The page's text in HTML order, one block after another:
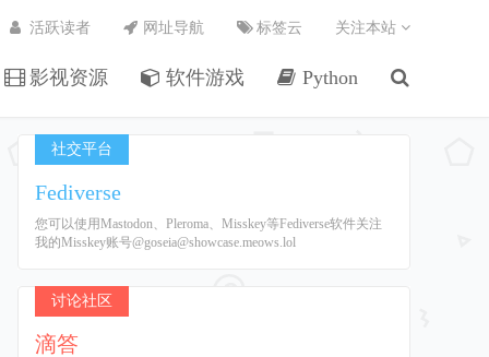
影视资源 软件游戏 Python
活跃读者 网址导航 标签云 关注本站
社交平台
Fediverse
您可以使用Mastodon、Pleroma、Misskey等Fediverse软件关注
我的Misskey账号@goseia@showcase.meows.lol
讨论社区
滴答